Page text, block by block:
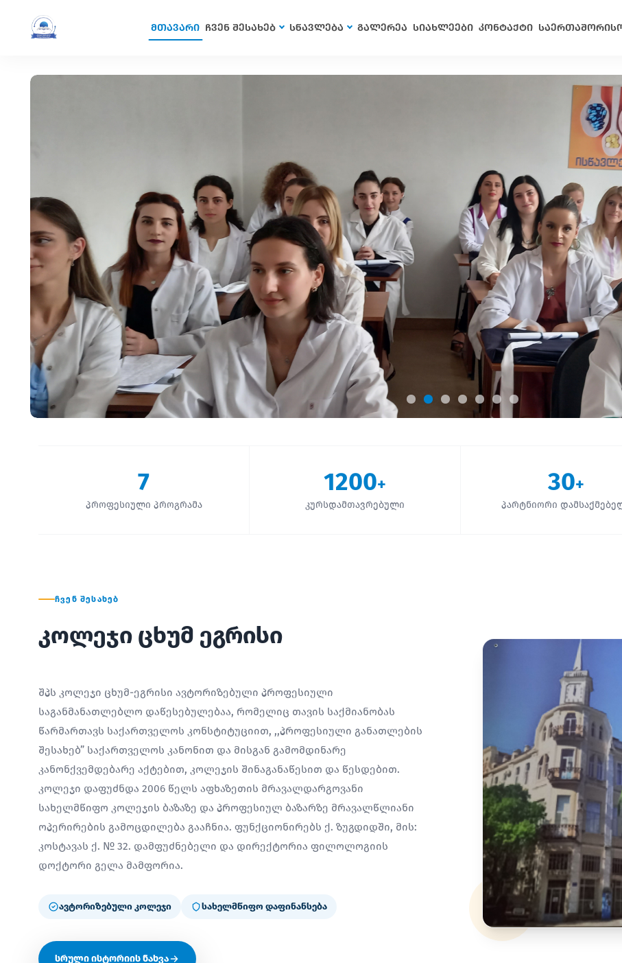
მთავარი ჩვენ შესახებ სწავლება გალერეა სიახლეები კონტაქტი
7
პროფესიული პროგრამა
1200+
კურსდამთავრებული
30+
პარტნიორი
ᲩᲕᲔᲜ ᲨᲔᲡᲐᲮᲔᲑ
კოლეჯი ცხუმ ეგრისი
შპს კოლეჯი ცხუმ-ეგრისი ავტორიზებული პროფესიული
საგანმანათლებლო დაწესებულებაა, რომელიც თავის საქმიანობას
წარმართავს საქართველოს კონსტიტუციით, ,,პროფესიული განათლების
შესახებ” საქართველოს კანონით და მისგან გამომდინარე
კანონქვემდებარე აქტებით, კოლეჯის შინაგანაწესით და წესდებით.
კოლეჯი დაფუძნდა 2006 წელს აფხაზეთის მრავალდარგოვანი
სახელმწიფო კოლეჯის ბაზაზე და პროფესიულ ბაზარზე მრავალწლიანი
ოპერირების გამოცდილება გააჩნია. ფუნქციონირებს ქ. ზუგდიდში, მის:
კოსტავას ქ. № 32. დამფუძნებელი და დირექტორია ფილოლოგიის
დოქტორი გელა მამფორია.
ავტორიზებული კოლეჯი სახელმწიფო დაფინანსება
სრული ისტორიის ნახვა